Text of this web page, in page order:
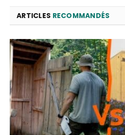
ARTICLES RECOMMANDÉS